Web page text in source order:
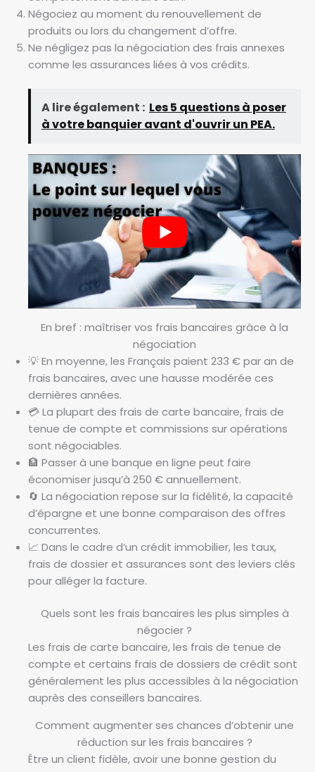
Négociez au moment du renouvellement de
produits ou lors du changement d’offre.
Ne négligez pas la négociation des frais annexes
comme les assurances liées à vos crédits.
A lire également : Les 5 questions à poser
à votre banquier avant d'ouvrir un PEA.
En bref : maîtriser vos frais bancaires grâce à la
négociation
💡 En moyenne, les Français paient 233 € par an de
frais bancaires, avec une hausse modérée ces
dernières années.
💳 La plupart des frais de carte bancaire, frais de
tenue de compte et commissions sur opérations
sont négociables.
🏦 Passer à une banque en ligne peut faire
économiser jusqu’à 250 € annuellement.
🔄 La négociation repose sur la fidélité, la capacité
d’épargne et une bonne comparaison des offres
concurrentes.
📈 Dans le cadre d’un crédit immobilier, les taux,
frais de dossier et assurances sont des leviers clés
pour alléger la facture.
Quels sont les frais bancaires les plus simples à
négocier ?
Les frais de carte bancaire, les frais de tenue de
compte et certains frais de dossiers de crédit sont
généralement les plus accessibles à la négociation
auprès des conseillers bancaires.
Comment augmenter ses chances d’obtenir une
réduction sur les frais bancaires ?
Être un client fidèle, avoir une bonne gestion du